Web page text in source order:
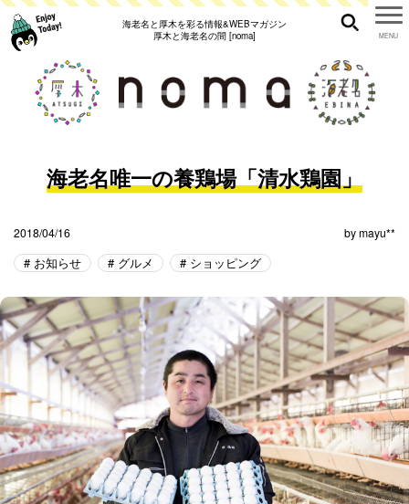
海老名と厚木を彩る情報&WEBマガジン
厚木と海老名の間 [noma]
海老名唯一の養鶏場「清水鶏園」
2018/04/16 bymayu**
お知らせ グルメ ショッピング